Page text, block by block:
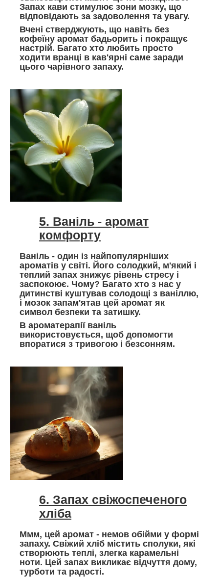
Запах кави стимулює зони мозку, що
відповідають за задоволення та увагу.
Вчені стверджують, що навіть без
кофеїну аромат бадьорить і покращує
настрій. Багато хто любить просто
ходити вранці в кав'ярні саме заради
цього чарівного запаху.
5. Ваніль - аромат
комфорту
Ваніль - один із найпопулярніших
ароматів у світі. Його солодкий, м'який і
теплий запах знижує рівень стресу і
заспокоює. Чому? Багато хто з нас у
дитинстві куштував солодощі з ваніллю,
і мозок запам'ятав цей аромат як
символ безпеки та затишку.
В ароматерапії ваніль
використовується, щоб допомогти
впоратися з тривогою і безсонням.
6. Запах свіжоспеченого
хліба
Ммм, цей аромат - немов обійми у формі
запаху. Свіжий хліб містить сполуки, які
створюють теплі, злегка карамельні
ноти. Цей запах викликає відчуття дому,
турботи та радості.